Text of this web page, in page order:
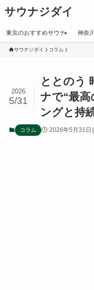
サウナジダイ
東京のおすすめサウナ 神奈
サウナジダイ コラム
ととのう
ナで“最高
ングと持
2026
5/31
コラム 2026年5月31日